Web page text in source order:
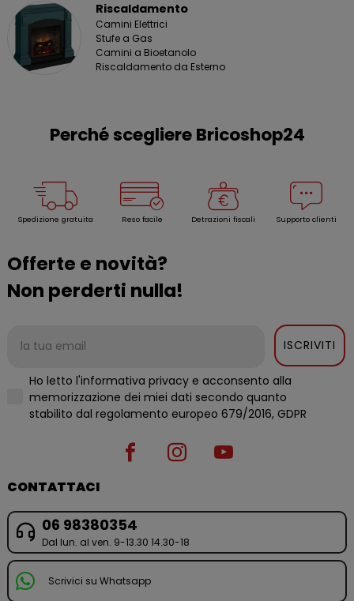
Riscaldamento
Camini Elettrici
Stufe a Gas
Camini a Bioetanolo
Riscaldamento da Esterno
Perché scegliere Bricoshop24
Spedizione gratuita Reso facile Detrazioni fiscali Supporto clienti
Offerte e novità?
Non perderti nulla!
ISCRIVITI
Ho letto l'informativa privacy e acconsento alla
memorizzazione dei miei dati secondo quanto
stabilito dal regolamento europeo 679/2016, GDPR
CONTATTACI
06 98380354
Dal lun. al ven. 9-13.30 14.30-18
Scrivici su Whatsapp